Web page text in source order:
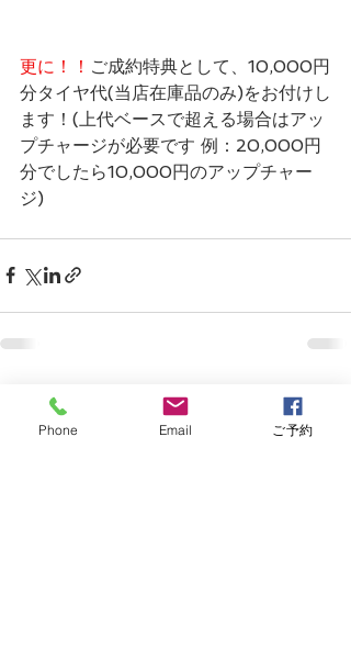
更に！！ ご成約特典として、10,000円
分タイヤ代(当店在庫品のみ)をお付けし
ます！(上代ベースで超える場合はアッ
プチャージが必要です 例：20,000円
分でしたら10,000円のアップチャー
ジ)
最新記事 すべて表示
Phone Email ご予約